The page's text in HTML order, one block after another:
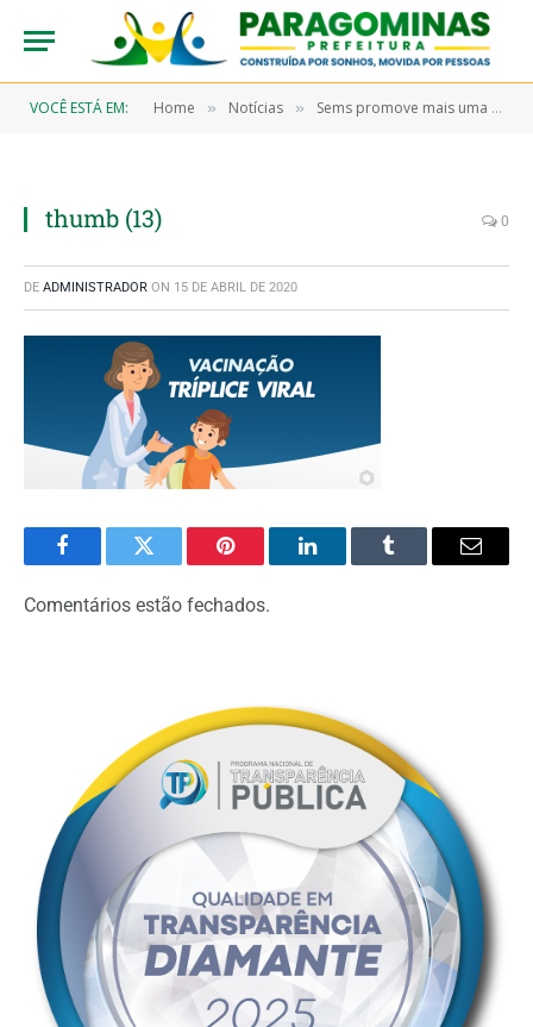
VOCÊ ESTÁ EM: Home » Notícias » Sems promove mais uma campanha em prol de combater doenças virais
thumb (13) 0
DE ADMINISTRADOR ON 15 DE ABRIL DE 2020
FacebookTwitter Pinterest LinkedInTumblr Email
Comentários estão fechados.